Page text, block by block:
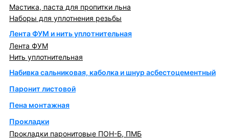
Мастика, паста для пропитки льна
Наборы для уплотнения резьбы
Лента ФУМ и нить уплотнительная
Лента ФУМ
Нить уплотнительная
Набивка сальниковая, каболка и шнур асбестоцементный
Паронит листовой
Пена монтажная
Прокладки
Прокладки паронитовые ПОН-Б, ПМБ